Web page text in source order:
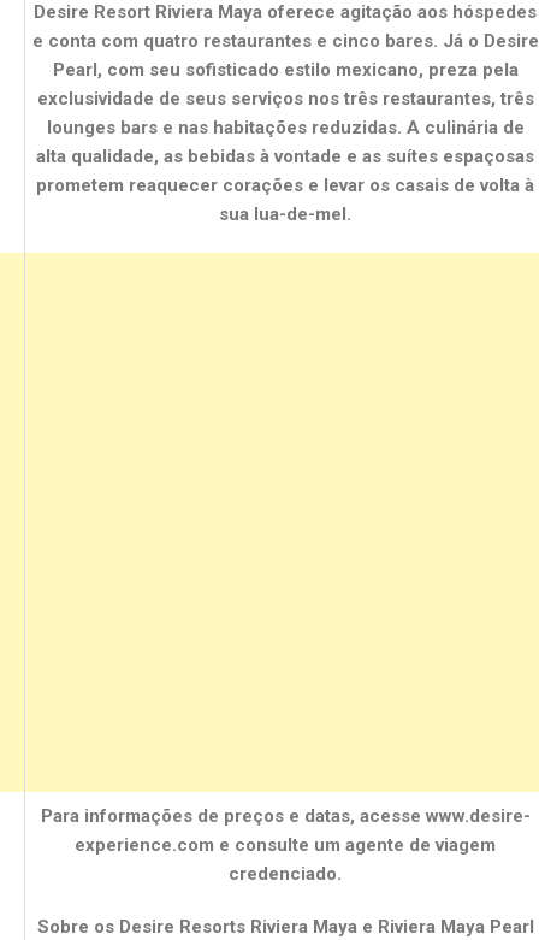
Desire Resort Riviera Maya oferece agitação aos hóspedes
e conta com quatro restaurantes e cinco bares. Já o Desire
Pearl, com seu sofisticado estilo mexicano, preza pela
exclusividade de seus serviços nos três restaurantes, três
lounges bars e nas habitações reduzidas. A culinária de
alta qualidade, as bebidas à vontade e as suítes espaçosas
prometem reaquecer corações e levar os casais de volta à
sua lua-de-mel.
Para informações de preços e datas, acesse www.desire-
experience.com e consulte um agente de viagem
credenciado.
Sobre os Desire Resorts Riviera Maya e Riviera Maya Pearl